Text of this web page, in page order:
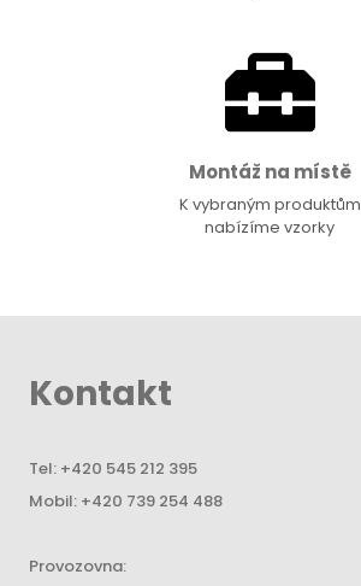
Montáž na místě
K vybraným produktům
nabízíme vzorky
Kontakt
Tel: +420 545 212 395
Mobil: +420 739 254 488
Provozovna: